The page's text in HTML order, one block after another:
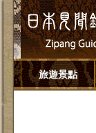
旅遊景點